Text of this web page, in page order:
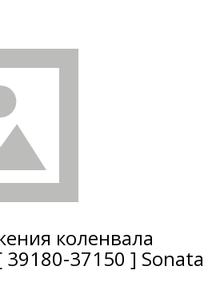
коленвала
39180-37150 ] Sonata